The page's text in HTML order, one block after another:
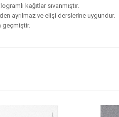
kağıtlar sıvanmıştır.
ayrılmaz ve elişi derslerine uygundur.
geçmiştir.